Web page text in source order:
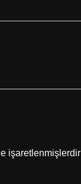
işaretlenmişlerdir